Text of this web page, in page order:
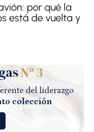
por qué la
está de vuelta y
Nº 3
del liderazgo
colección